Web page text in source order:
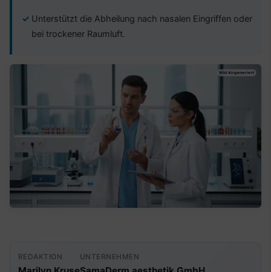
Unterstützt die Abheilung nach nasalen Eingriffen oder
bei trockener Raumluft.
REDAKTION UNTERNEHMEN